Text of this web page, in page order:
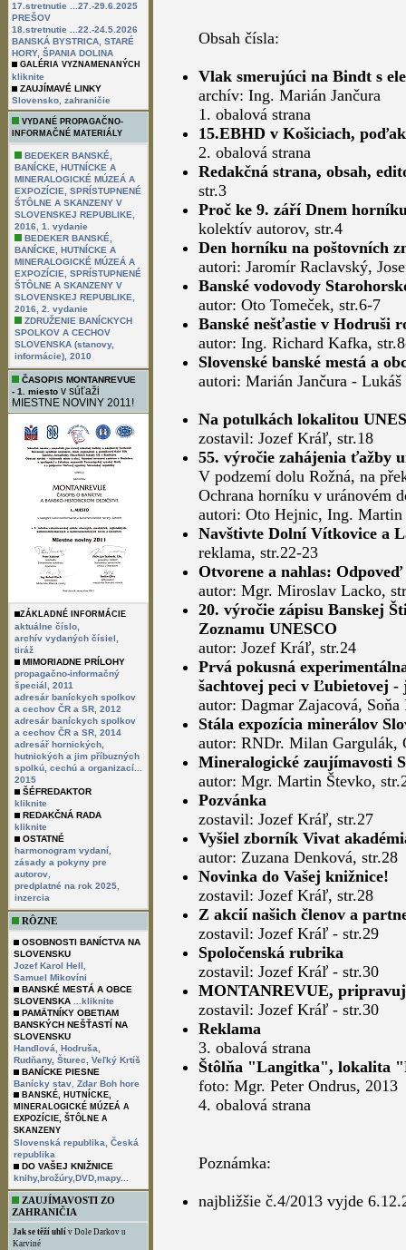
17.stretnutie ...27.-29.6.2025
PREŠOV
18.stretnutie ...22.-24.5.2026
BANSKÁ BYSTRICA, STARÉ
HORY, ŠPANIA DOLINA
GALÉRIA VYZNAMENANÝCH
kliknite
ZAUJÍMAVÉ LINKY
Slovensko zahraničie
VYDANÉ PROPAGAČNO-
INFORMAČNÉ MATERIÁLY
BEDEKER BANSKÉ,
BANÍCKE, HUTNÍCKE A
MINERALOGICKÉ MÚZEÁ A
EXPOZÍCIE, SPRÍSTUPNENÉ
ŠTÔLNE A SKANZENY V
SLOVENSKEJ REPUBLIKE,
2016, 1. vydanie
BEDEKER BANSKÉ,
BANÍCKE, HUTNÍCKE A
MINERALOGICKÉ MÚZEÁ A
EXPOZÍCIE, SPRÍSTUPNENÉ
ŠTÔLNE A SKANZENY V
SLOVENSKEJ REPUBLIKE,
2016, 2. vydanie
ZDRUŽENIE BANÍCKYCH
SPOLKOV A CECHOV
SLOVENSKA (stanovy,
informácie), 2010
ČASOPIS MONTANREVUE
- 1. miesto v súťaži
MIESTNE NOVINY 2011!
ZÁKLADNÉ INFORMÁCIE
aktuálne číslo,
archív vydaných čísiel,
tiráž
MIMORIADNE PRÍLOHY
propagačno-informačný
špeciál, 2011
adresár baníckych spolkov
a cechov ČR a SR, 2012
adresár baníckych spolkov
a cechov ČR a SR, 2014
adresář hornických,
hutnických a jim příbuzných
spolkú, cechú a organizací...
2015
ŠÉFREDAKTOR
kliknite
REDAKČNÁ RADA
kliknite
OSTATNÉ
harmonogram vydaní
zásady a pokyny pre
autorov
predplatné na rok 2025
inzercia
RÔZNE
OSOBNOSTI BANÍCTVA NA
SLOVENSKU
Jozef Karol Hell
Samuel Mikovíni
BANSKÉ MESTÁ A OBCE
SLOVENSKA
...kliknite
PAMÄTNÍKY OBETIAM
BANSKÝCH NEŠŤASTÍ NA
SLOVENSKU
Handlová,
Hodruša,
Rudňany, Šturec,
Veľký Krtíš
BANÍCKE PIESNE
Banícky stav Zdar Boh hore
BANSKÉ, HUTNÍCKE,
MINERALOGICKÉ MÚZEÁ A
EXPOZÍCIE, ŠTÔLNE A
SKANZENY
Slovenská republika,
Česká
republika
DO VAŠEJ KNIŽNICE
knihy,brožúry,DVD,mapy...
ZAUJÍMAVOSTI ZO
ZAHRANIČIA
Jak se těží uhlí v Dole Darkov u
Karviné
Obsah čísla:
Vlak smerujúci na Bindt s
archív: Ing. Marián Jančura
1. obalová strana
15.EBHD v Košiciach,
2. obalová strana
Redakčná strana, obsah,
str.3
Proč ke 9. září Dnem
kolektív autorov, str.4
Den horníku na poštovních
autori: Jaromír Raclavský,
Banské vodovody
autor: Oto Tomeček, str.6-7
Banské nešťastie v Hodruši
autor: Ing. Richard Kafka,
Slovenské banské mestá a
autori: Marián Jančura - Lukáš
Na potulkách lokalitou
zostavil: Jozef Kráľ, str.18
55. výročie zahájenia ťažby
V podzemí dolu Rožná, na
Ochrana horníku v uránovém
autori: Oto Hejnic, Ing. Martin
Navštivte Dolní Vítkovice a
reklama, str.22-23
Otvorene a nahlas:
autor: Mgr. Miroslav Lacko,
20. výročie zápisu Banskej
Zoznamu UNESCO
autor: Jozef Kráľ, str.24
Prvá pokusná
šachtovej peci v Ľubietovej -
autor: Dagmar Zajacová,
Stála expozícia minerálov
autor: RNDr. Milan Gargulák,
Mineralogické zaujímavosti
autor: Mgr. Martin Števko,
Pozvánka
zostavil: Jozef Kráľ, str.27
Vyšiel zborník Vivat
autor: Zuzana Denková, str.28
Novinka do Vašej knižnice!
zostavil: Jozef Kráľ, str.28
Z akcií našich členov a
zostavil: Jozef Kráľ - str.29
Spoločenská rubrika
zostavil: Jozef Kráľ - str.30
MONTANREVUE,
zostavil: Jozef Kráľ - str.30
Reklama
3. obalová strana
Štôlňa "Langitka", lokalita
foto: Mgr. Peter Ondrus, 2013
4. obalová strana
Poznámka:
najbližšie č.4/2013 vyjde